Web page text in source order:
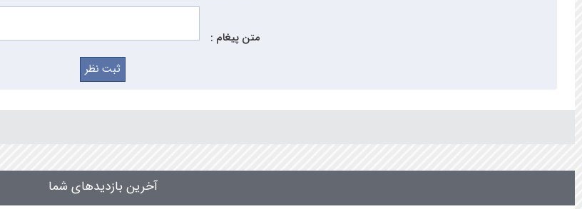
متن پیغام :
آخرین بازدیدهای شما